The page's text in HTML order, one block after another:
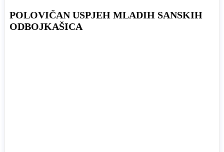
POLOVIČAN USPJEH MLADIH SANSKIH
ODBOJKAŠICA